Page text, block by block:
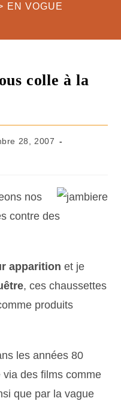
EN VOGUE
colle à la
28, 2007
nos
contre des
apparition et je
, ces chaussettes
produits
les années 80
des films comme
que par la vague